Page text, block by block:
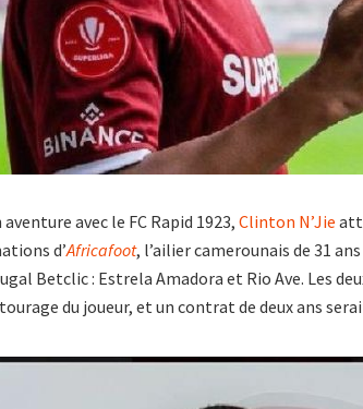
avec le FC Rapid 1923, Clinton N’Jie
d’Africafoot, l’ailier camerounais de 31
Betclic : Estrela Amadora et Rio Ave. Les
du joueur, et un contrat de deux ans